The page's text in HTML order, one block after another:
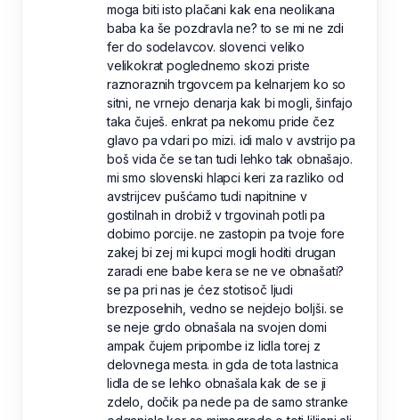
moga biti isto plačani kak ena neolikana
baba ka še pozdravla ne? to se mi ne zdi
fer do sodelavcov. slovenci veliko
velikokrat poglednemo skozi priste
raznoraznih trgovcem pa kelnarjem ko so
sitni, ne vrnejo denarja kak bi mogli, šinfajo
taka čuješ. enkrat pa nekomu pride čez
glavo pa vdari po mizi. idi malo v avstrijo pa
boš vida če se tan tudi lehko tak obnašajo.
mi smo slovenski hlapci keri za razliko od
avstrijcev pušćamo tudi napitnine v
gostilnah in drobiž v trgovinah potli pa
dobimo porcije. ne zastopin pa tvoje fore
zakej bi zej mi kupci mogli hoditi drugan
zaradi ene babe kera se ne ve obnašati?
se pa pri nas je ćez stotisoč ljudi
brezposelnih, vedno se nejdejo boljši. se
se neje grdo obnašala na svojen domi
ampak čujem pripombe iz lidla torej z
delovnega mesta. in gda de tota lastnica
lidla de se lehko obnašala kak de se ji
zdelo, dočik pa nede pa de samo stranke